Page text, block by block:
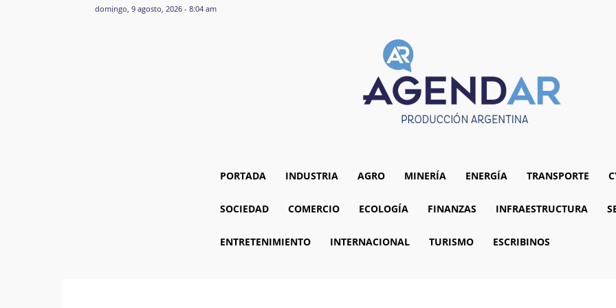
domingo, 9 agosto, 2026 - 8:04 am
PORTADA INDUSTRIA AGRO MINERÍA ENERGÍA TRANSPORTE
SOCIEDAD COMERCIO ECOLOGÍA FINANZAS INFRAESTRUCTURA
ENTRETENIMIENTO INTERNACIONAL TURISMO ESCRIBINOS